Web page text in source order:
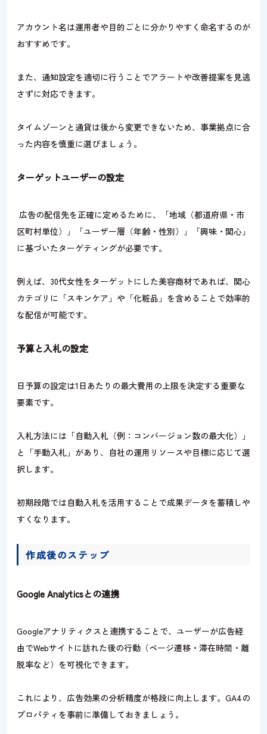
アカウント名は運用者や目的ごとに分かりやすく命名するのが
おすすめです。
また、通知設定を適切に行うことでアラートや改善提案を見逃
さずに対応できます。
タイムゾーンと通貨は後から変更できないため、事業拠点に合
った内容を慎重に選びましょう。
ターゲットユーザーの設定
広告の配信先を正確に定めるために、「地域（都道府県・市
区町村単位）」「ユーザー層（年齢・性別）」「興味・関心」
に基づいたターゲティングが必要です。
例えば、30代女性をターゲットにした美容商材であれば、関心
カテゴリに「スキンケア」や「化粧品」を含めることで効率的
な配信が可能です。
予算と入札の設定
日予算の設定は1日あたりの最大費用の上限を決定する重要な
要素です。
入札方法には「自動入札（例：コンバージョン数の最大化）」
と「手動入札」があり、自社の運用リソースや目標に応じて選
択します。
初期段階では自動入札を活用することで成果データを蓄積しや
すくなります。
作成後のステップ
Google Analyticsとの連携
Googleアナリティクスと連携することで、ユーザーが広告経
由でWebサイトに訪れた後の行動（ページ遷移・滞在時間・離
脱率など）を可視化できます。
これにより、広告効果の分析精度が格段に向上します。GA4の
プロパティを事前に準備しておきましょう。